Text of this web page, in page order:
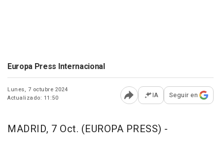
Europa Press Internacional
Lunes, 7 octubre 2024
Actualizado: 11:50
Abrir opciones para
IA Seguir en
MADRID, 7 Oct. (EUROPA PRESS) -